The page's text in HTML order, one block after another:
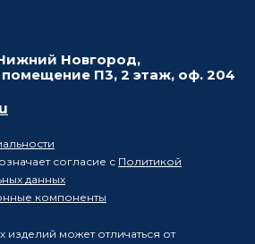
Новгород,
помещение П3, 2 этаж, оф. 204
согласие с Политикой
данных
компоненты
может отличаться от